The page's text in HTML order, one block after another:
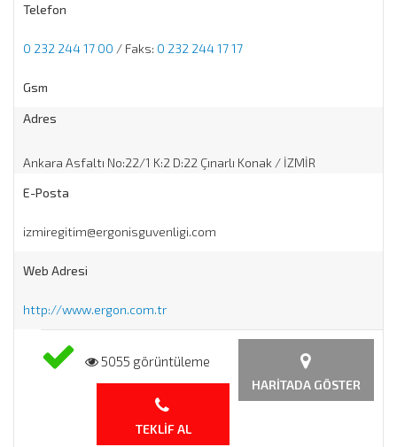
Telefon
0 232 244 17 00 / Faks: 0 232 244 17 17
Gsm
Adres
Ankara Asfaltı No:22/1 K:2 D:22 Çınarlı Konak / İZMİR
E-Posta
izmiregitim@ergonisguvenligi.com
Web Adresi
http://www.ergon.com.tr
5055 görüntüleme
HARITADA GÖSTER
TEKLIF AL